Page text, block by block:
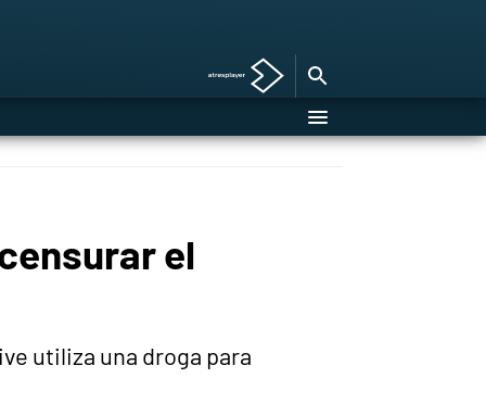
el
utiliza una droga para